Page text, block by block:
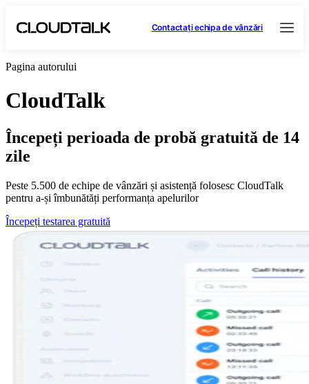
Contactați echipa de vânzări
Pagina autorului
CloudTalk
Începeți perioada de probă gratuită de 14
zile
Peste 5.500 de echipe de vânzări și asistență folosesc CloudTalk
pentru a-și îmbunătăți performanța apelurilor
Începeți testarea gratuită